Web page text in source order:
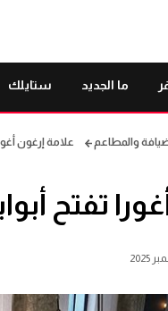
ما الجديد ستايلك
والمطاعم علامة إرغون
تفتح